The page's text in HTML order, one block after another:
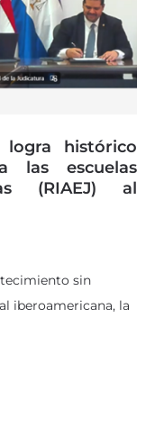
logra histórico
las escuelas
(RIAEJ) al
sin
iberoamericana, la